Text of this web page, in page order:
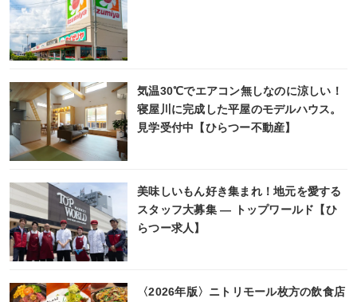
気温30℃でエアコン無しなのに涼しい！
寝屋川に完成した平屋のモデルハウス。
見学受付中【ひらつー不動産】
美味しいもん好き集まれ！地元を愛する
スタッフ大募集 ― トップワールド【ひ
らつー求人】
〈2026年版〉ニトリモール枚方の飲食店